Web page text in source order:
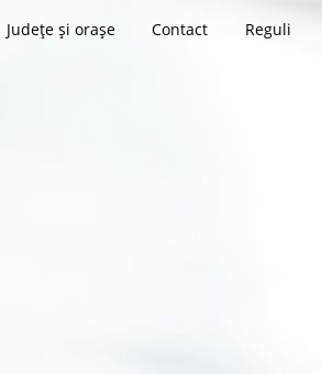
Județe și orașe Contact Reguli